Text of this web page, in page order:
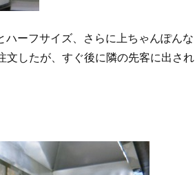
ーフサイズ、さらに上ちゃんぽんな
したが、すぐ後に隣の先客に出され